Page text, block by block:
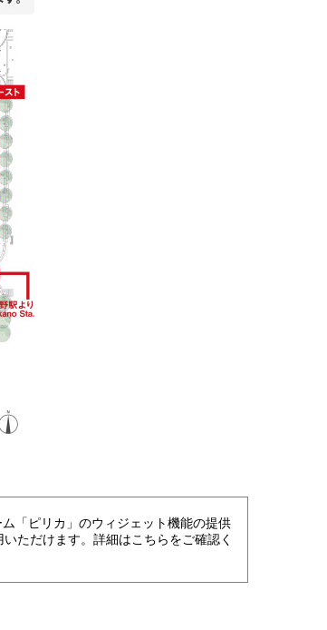
「ピリカ」のウィジェット機能の提供
ただけます。詳細はこちらをご確認く